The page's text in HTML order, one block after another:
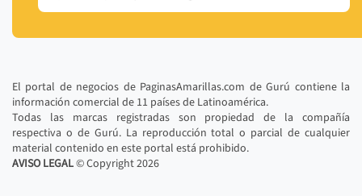
El portal de negocios de PaginasAmarillas.com de Gurú contiene la
información comercial de 11 países de Latinoamérica.
Todas las marcas registradas son propiedad de la compañía
respectiva o de Gurú. La reproducción total o parcial de cualquier
material contenido en este portal está prohibido.
AVISO LEGAL© Copyright2026